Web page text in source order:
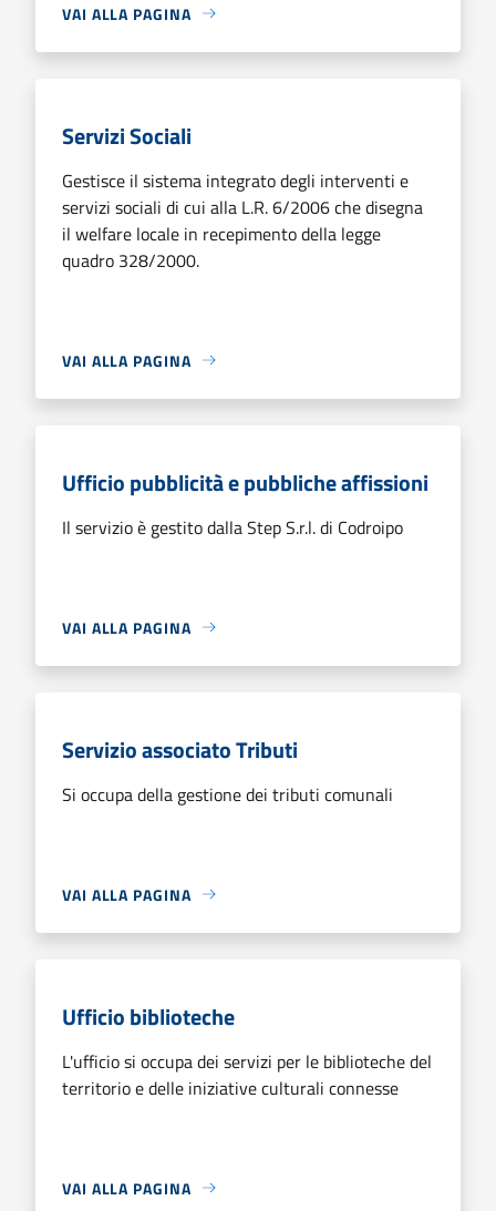
VAI ALLA PAGINA
Servizi Sociali
Gestisce il sistema integrato degli interventi e
servizi sociali di cui alla L.R. 6/2006 che disegna
il welfare locale in recepimento della legge
quadro 328/2000.
VAI ALLA PAGINA
Ufficio pubblicità e pubbliche affissioni
Il servizio è gestito dalla Step S.r.l. di Codroipo
VAI ALLA PAGINA
Servizio associato Tributi
Si occupa della gestione dei tributi comunali
VAI ALLA PAGINA
Ufficio biblioteche
L'ufficio si occupa dei servizi per le biblioteche del
territorio e delle iniziative culturali connesse
VAI ALLA PAGINA